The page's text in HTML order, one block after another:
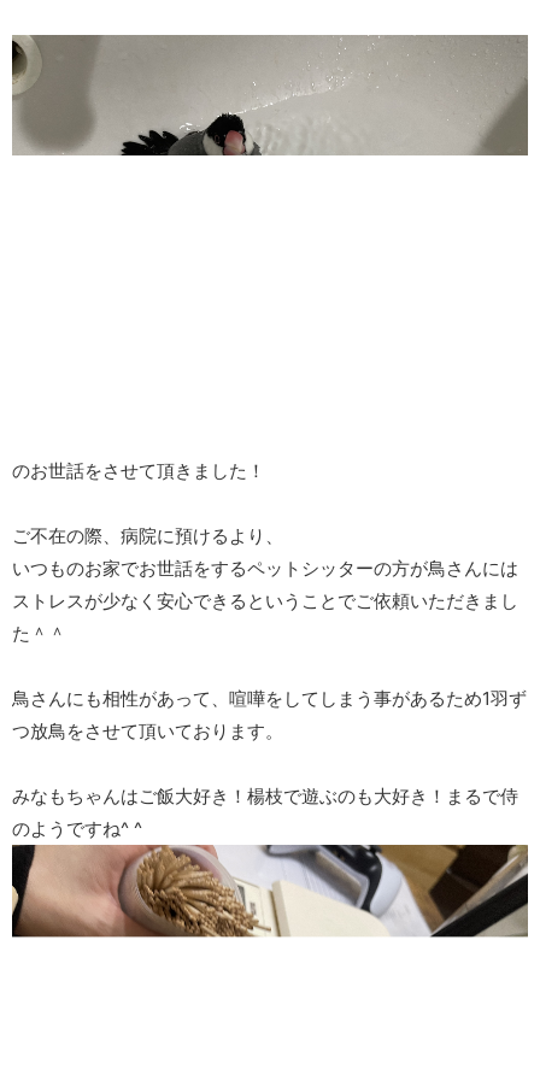
のお世話をさせて頂きました！
ご不在の際、病院に預けるより、
いつものお家でお世話をするペットシッターの方が鳥さんには
ストレスが少なく安心できるということでご依頼いただきまし
た＾＾
鳥さんにも相性があって、喧嘩をしてしまう事があるため1羽ず
つ放鳥をさせて頂いております。
みなもちゃんはご飯大好き！楊枝で遊ぶのも大好き！まるで侍
のようですね^ ^